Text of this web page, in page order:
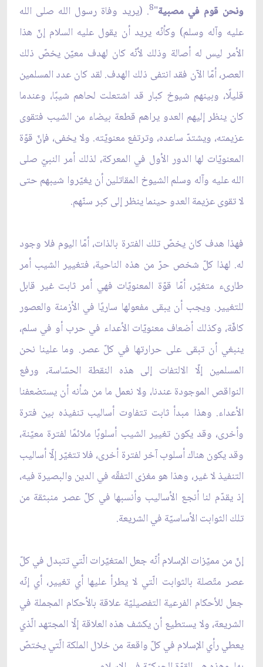
ونحن قوم في مصبية"
8. (يريد وفاة رسول الله صلى الله
عليه وآله وسلم) وكأنّه يريد أن يقول عليه السلام إنّ هذا
الأمر ليس له أصالة وذلك لأنّه كان لهدف معيّن يخصّ ذلك
العصر، أمّا الآن فقد انتفى ذلك الهدف. لقد كان عدد المسلمين
قليلًا، وبينهم شيوخ كبار قد اشتعلت لحاهم شيبًا، وعندما
كان ينظر إليهم العدو يراهم قطعة بيضاء من الشيب فتقوى
عزيمته، ويشتدّ ساعده، وترتفع معنويّته. ولا يخفى، فإنّ قوّة
المعنويّات لها الدور الأول في المعركة، لذلك أمر النبيّ صلى
الله عليه وآله وسلم الشيوخ المقاتلين أن يغيّروا شيبهم حتى
لا تقوى عزيمة العدو حينما ينظر إلى كبر سنّهم.
فهذا هدف كان يخصّ تلك الفترة بالذات، أمّا اليوم فلا وجود
له. لهذا كلّ شخص حرّ من هذه الناحية، فتغيير الشيب أمر
طارىء متغيّر، أمّا قوّة المعنويّات فهي أمر ثابت غير قابل
للتغيير. ويجب أن يبقى مفعولها ساريًا في الأزمنة والعصور
كافّة، وكذلك أضعاف معنويّات الأعداء في حرب أو في سلم،
ينبغي أن تبقى على حرارتها في كلّ عصر. وما علينا نحن
المسلمين إلّا الالتفات إلى هذه النقطة الحسّاسة، ورفع
النواقص الموجودة عندنا، ولا نعمل ما من شأنه أن يستضعفنا
الأعداء. وهذا مبدأ ثابت تتفاوت أساليب تنفيذه بين فترة
وأخرى، وقد يكون تغيير الشيب أسلوبًا ملائمًا لفترة معيّنة،
وقد يكون هناك أسلوب آخر لفترة أخرى، فلا تتغيّر إلّا أساليب
التنفيذ لا غير، وهذا هو مغزى التفقّه في الدين والبصيرة فيه،
إذ يقدّم لنا أنجع الأساليب وأنسبها في كلّ عصر منبثقة من
تلك الثوابت الأساسيّة في الشريعة.
إنّ من مميّزات الإسلام أنّه جعل المتغيّرات الّتي تتبدل في كلّ
عصر متّصلة بالثوابت الّتي لا يطرأ عليها أي تغيير، أي إنّه
جعل للأحكام الفرعية التفصيليّة علاقة بالأحكام المجملة في
الشريعة، ولا يستطيع أن يكشف هذه العلاقة إلّا المجتهد الّذي
يعطي رأي الإسلام في كلّ واقعة من خلال الملكة الّتي يختصّ